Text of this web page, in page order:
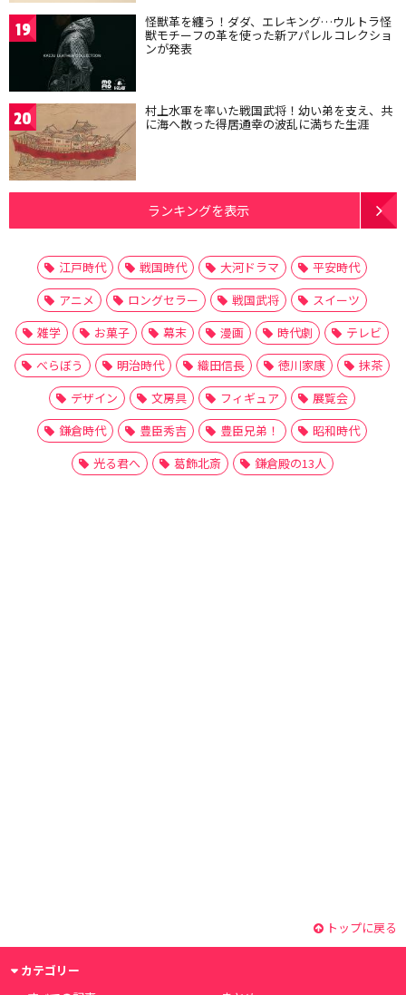
19 怪獣革を纏う！ダダ、エレキング…ウルトラ怪
獣モチーフの革を使った新アパレルコレクショ
ンが発表
20 村上水軍を率いた戦国武将！幼い弟を支え、共
に海へ散った得居通幸の波乱に満ちた生涯
ランキングを表示
江戸時代 戦国時代 大河ドラマ
平安時代
アニメ
ロングセラー 戦国武将
スイーツ
雑学
お菓子 幕末 漫画 時代劇
テレビ
べらぼう
明治時代 織田信長 徳川家康
抹茶
デザイン
文房具 フィギュア
展覧会
鎌倉時代
豊臣秀吉 豊臣兄弟！
昭和時代
光る君へ
葛飾北斎 鎌倉殿の13人
トップに戻る
カテゴリー